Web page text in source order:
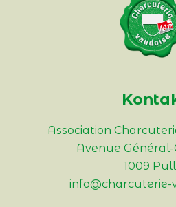
Association
Avenue
1009
info@charcuterie-